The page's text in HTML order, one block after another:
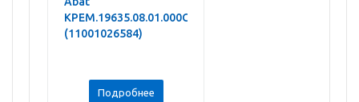
КРЕМ.19635.08.01.000СБ
(11001026584)
Подробнее